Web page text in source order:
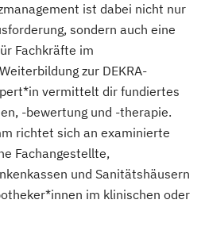
ist dabei nicht nur
sondern auch eine
Fachkräfte im
zur DEKRA-
vermittelt dir fundiertes
-bewertung und -therapie.
richtet sich an examinierte
Fachangestellte,
und Sanitätshäusern
im klinischen oder